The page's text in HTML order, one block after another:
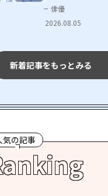
俳優
2026.08.05
新着記事をもっとみる
気の記事